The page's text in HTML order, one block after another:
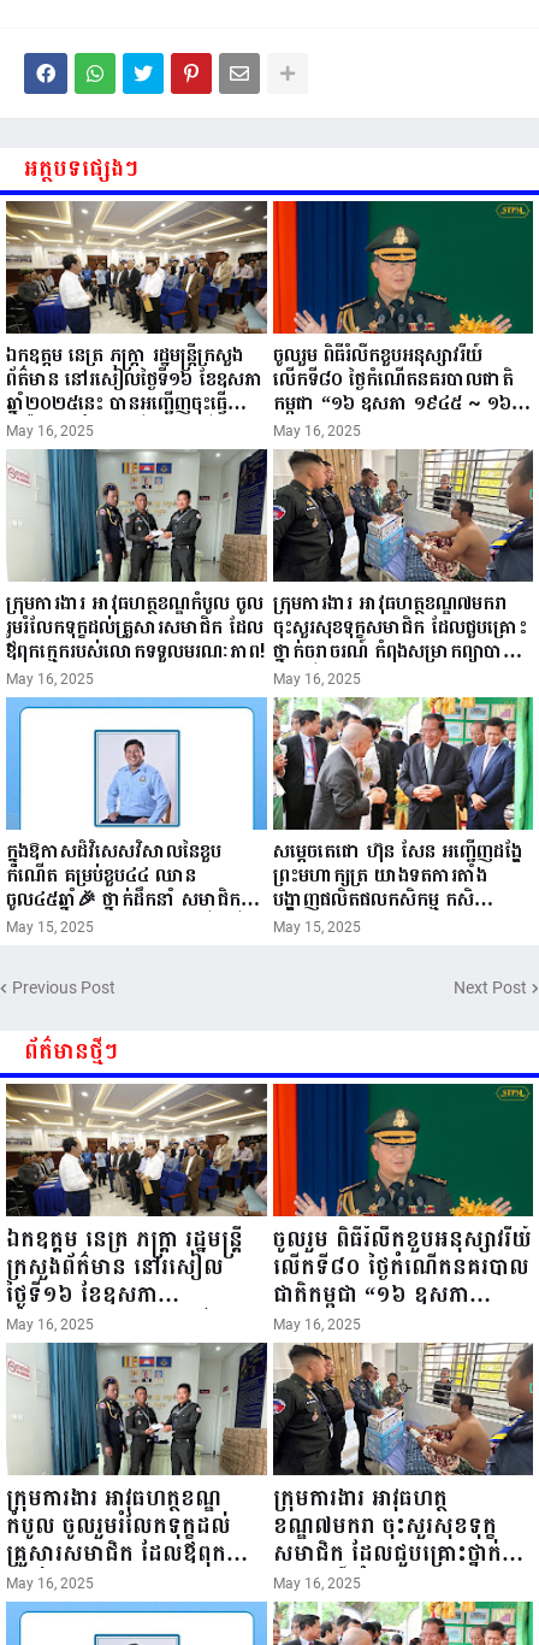
អត្ថបទផ្សេងៗ
ឯកឧត្តម នេត្រ ភក្ត្រា រដ្ឋមន្ត្រីក្រសួង
ព័ត៌មាន នៅរសៀលថ្ងៃទី១៦ ខែឧសភា
ឆ្នាំ២០២៥នេះ បានអញ្ជើញចុះធ្វើ
ជំរឿនថ្នាក់ដឹកនាំមន្ត្រីរាជការស៉ីវិល នៃ
ក្រសួងព័ត៌មាន...
May 16, 2025
ចូលរួម ពិធីរំលឹកខួបអនុស្សាវរីយ៍
លើកទី៨០ ថ្ងៃកំណើតនគរបាលជាតិ
កម្ពុជា “១៦ ឧសភា ១៩៤៥ ~ ១៦
ឧសភា ២០២៥”...
May 16, 2025
ក្រុមការងារ អាវុធហត្ថខណ្ឌកំបូល ចូល
រួមរំលែកទុក្ខដល់គ្រួសារសមាជិក ដែល
ឪពុកក្មេករបស់លោកទទួលមរណៈភាព!
May 16, 2025
ក្រុមការងារ អាវុធហត្ថខណ្ឌ៧មករា
ចុះសួរសុខទុក្ខសមាជិក ដែលជួបគ្រោះ
ថ្នាក់ចរាចរណ៍ កំពុងសម្រាកព្យាបាល
នៅមន្ទីរពេទ្យ!
May 16, 2025
ក្នុងឱកាសដ៏វិសេសវិសាលនៃខួប
កំណើត គម្រប់ខួប៤៤ ឈាន
ចូល៤៥ឆ្នាំ🎉 ថ្នាក់ដឹកនាំ សមាជិក
សមាជិកា នៃក្រុមគ្រួសារកម្មវិធីអាជីវ
ជូនពរ ជូនចំពោះ ឯកឧត្តម សាយ
សំអាល់ ប្រធានសហភាពសហព័ន្ធ
បាននូវ សុខភាពល្អបរិបូរណ៍
កម្លាំងមាំមួន បញ្ញាញាណវាងវៃ
អាយុយឺនយូរ ...
May 15, 2025
សម្តេចតេជោ ហ៊ុន សែន អញ្ជើញដង្ហែ
ព្រះមហាក្សត្រ យាងទតការតាំង
បង្ហាញផលិតផលកសិកម្ម កសិ
ឧស្សាហកម្ម និងសិប្បកម្ម ក្នុងព្រះរាជ
May 15, 2025
Previous Post Next Post
ព័ត៌មានថ្មីៗ
ឯកឧត្តម នេត្រ ភក្ត្រា រដ្ឋមន្ត្រី
ក្រសួងព័ត៌មាន នៅរសៀល
ថ្ងៃទី១៦ ខែឧសភា
ឆ្នាំ២០២៥នេះ បានអញ្ជើញចុះ
ធ្វើជំរឿនថ្នាក់ដឹកនាំមន្ត្រីរាជ
ការស៉ីវិល នៃក្រសួងព័ត៌មាន...
May 16, 2025
ចូលរួម ពិធីរំលឹកខួបអនុស្សាវរីយ៍
លើកទី៨០ ថ្ងៃកំណើតនគរបាល
ជាតិកម្ពុជា “១៦ ឧសភា
១៩៤៥ ~ ១៦ ឧសភា
២០២៥”...
May 16, 2025
ក្រុមការងារ អាវុធហត្ថខណ្ឌ
កំបូល ចូលរួមរំលែកទុក្ខដល់
គ្រួសារសមាជិក ដែលឪពុកក្មេក
របស់លោកទទួលមរណៈភាព!
May 16, 2025
ក្រុមការងារ អាវុធហត្ថ
ខណ្ឌ៧មករា ចុះសួរសុខទុក្ខ
សមាជិក ដែលជួបគ្រោះថ្នាក់
ចរាចរណ៍ កំពុងសម្រាកព្យាបាល
នៅមន្ទីរពេទ្យ!
May 16, 2025